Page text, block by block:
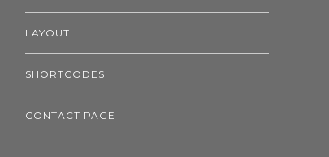
LAYOUT
SHORTCODES
CONTACT PAGE